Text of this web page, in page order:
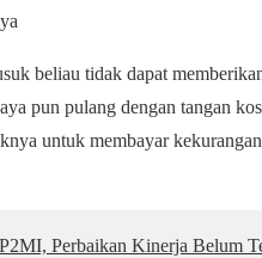
beliau tidak dapat
pun pulang dengan tangan
untuk membayar
Perbaikan Kinerja Belum